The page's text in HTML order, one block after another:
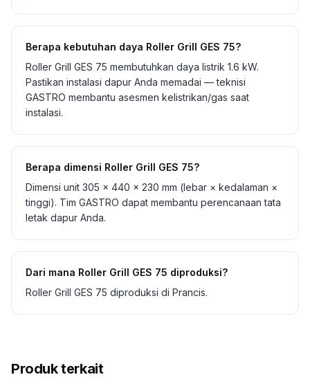
Berapa kebutuhan daya Roller Grill GES 75?
Roller Grill GES 75 membutuhkan daya listrik 1.6 kW.
Pastikan instalasi dapur Anda memadai — teknisi
GASTRO membantu asesmen kelistrikan/gas saat
instalasi.
Berapa dimensi Roller Grill GES 75?
Dimensi unit 305 × 440 × 230 mm (lebar × kedalaman ×
tinggi). Tim GASTRO dapat membantu perencanaan tata
letak dapur Anda.
Dari mana Roller Grill GES 75 diproduksi?
Roller Grill GES 75 diproduksi di Prancis.
Produk terkait